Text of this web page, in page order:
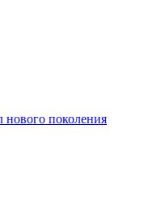
нового поколения